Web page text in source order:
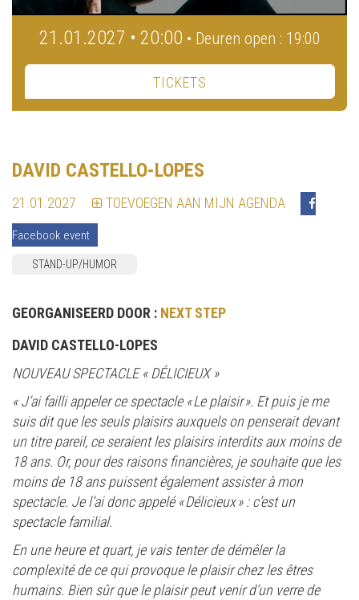
21.01.2027 • 20:00 • Deuren open : 19:00
TICKETS
DAVID CASTELLO-LOPES
21.01.2027 TOEVOEGEN AAN MIJN AGENDA
Facebook event
STAND-UP/HUMOR
GEORGANISEERD DOOR : NEXT STEP
DAVID CASTELLO-LOPES
NOUVEAU SPECTACLE « DÉLICIEUX »
« J’ai failli appeler ce spectacle « Le plaisir ». Et puis je me
suis dit que les seuls plaisirs auxquels on penserait devant
un titre pareil, ce seraient les plaisirs interdits aux moins de
18 ans. Or, pour des raisons financières, je souhaite que les
moins de 18 ans puissent également assister à mon
spectacle. Je l’ai donc appelé « Délicieux » : c’est un
spectacle familial.
En une heure et quart, je vais tenter de démêler la
complexité de ce qui provoque le plaisir chez les êtres
humains. Bien sûr que le plaisir peut venir d’un verre de